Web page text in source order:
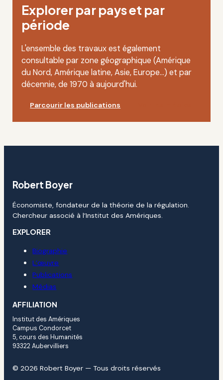
Explorer par pays et par
période
L'ensemble des travaux est également
consultable par zone géographique (Amérique
du Nord, Amérique latine, Asie, Europe…) et par
décennie, de 1970 à aujourd'hui.
Parcourir les publications
Robert Boyer
Économiste, fondateur de la théorie de la régulation.
Chercheur associé à l’Institut des Amériques.
EXPLORER
Biographie
L’œuvre
Publications
Médias
AFFILIATION
Institut des Amériques
Campus Condorcet
5, cours des Humanités
93322 Aubervilliers
© 2026 Robert Boyer — Tous droits réservés